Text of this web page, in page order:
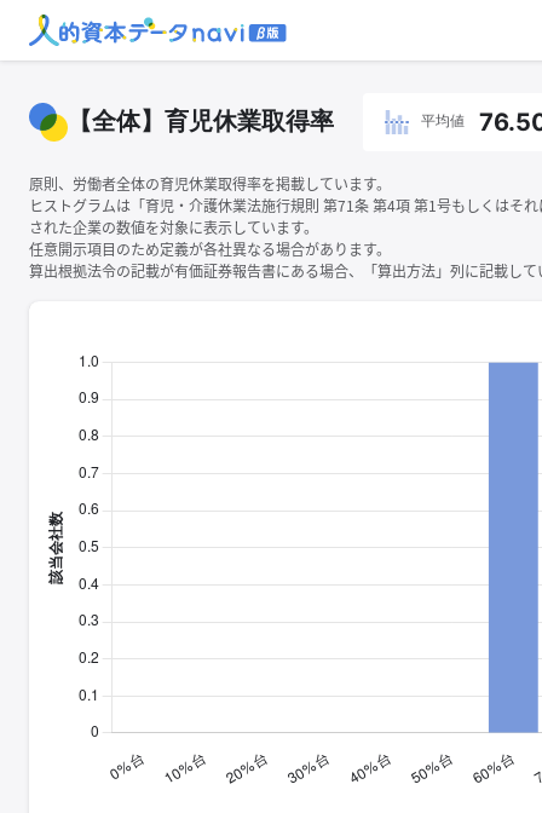
【全体】育児休業取得率 平均値
原則、労働者全体の育児休業取得率を掲載しています。
ヒストグラムは「育児・介護休業法施行規則 第71条 第4項 第1号もしくはそ
された企業の数値を対象に表示しています。
任意開示項目のため定義が各社異なる場合があります。
算出根拠法令の記載が有価証券報告書にある場合、「算出方法」列に記載し